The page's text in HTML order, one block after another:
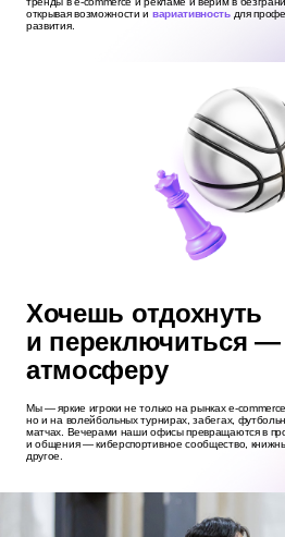
открывая возможности и вариативностьдля
развития.
Хочешь отдохнуть
и переключиться —
атмосферу
Мы — яркие игроки не только на рынках
но и на волейбольных турнирах, забегах,
матчах. Вечерами наши офисы превращаются в
и общения — киберспортивное сообщество,
другое.